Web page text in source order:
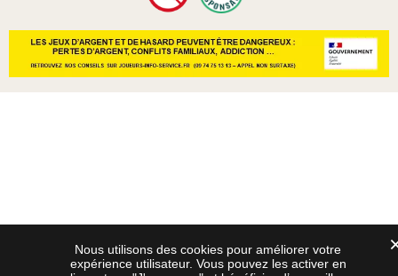
Nous utilisons des cookies pour améliorer votre
expérience utilisateur. Vous pouvez les activer en